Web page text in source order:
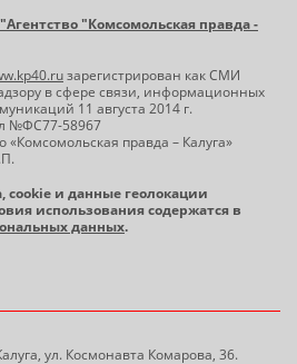
"Комсомольская правда -
зарегистрирован как СМИ
в сфере связи, информационных
11 августа 2014 г.
№ФС77-58967
правда – Калуга»
cookie и данные геолокации
использования содержатся в
данных.
ул. Космонавта Комарова, 36.